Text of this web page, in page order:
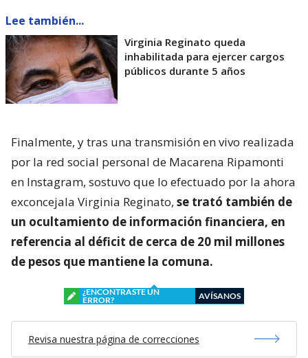
Lee también...
Virginia Reginato queda
inhabilitada para ejercer cargos
públicos durante 5 años
Finalmente, y tras una transmisión en vivo realizada
por la red social personal de Macarena Ripamonti
en Instagram, sostuvo que lo efectuado por la ahora
exconcejala Virginia Reginato, se trató también de
un ocultamiento de información financiera, en
referencia al déficit de cerca de 20 mil millones
de pesos que mantiene la comuna.
¿ENCONTRASTE UN
ERROR?
AVÍSANOS
Revisa nuestra página de correcciones